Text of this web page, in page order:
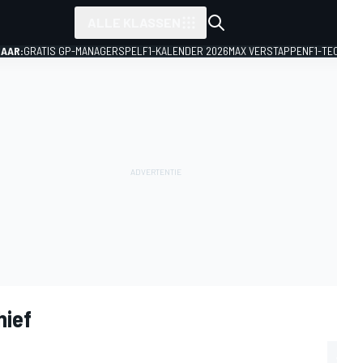
GRATIS GP-MANAGERSPEL F1-KALENDER 2026MAX VERSTAPPENF1-